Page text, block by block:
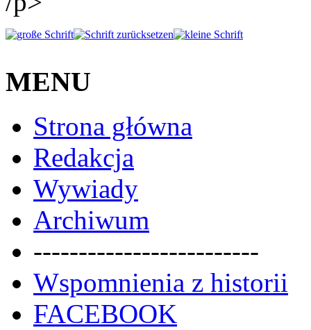
MENU
Strona główna
Redakcja
Wywiady
Archiwum
-------------------------
Wspomnienia z historii
FACEBOOK